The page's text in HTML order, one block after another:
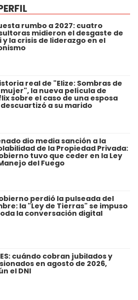
rumbo a 2027: cuatro
midieron el desgaste de
y la crisis de liderazgo en el
real de "Elize: Sombras de
la nueva película de
sobre el caso de una esposa
a su marido
dio media sanción a la
de la Propiedad Privada:
tuvo que ceder en la Ley
del Fuego
perdió la pulseada del
la "Ley de Tierras" se impuso
la conversación digital
cuándo cobran jubilados y
en agosto de 2026,
el DNI